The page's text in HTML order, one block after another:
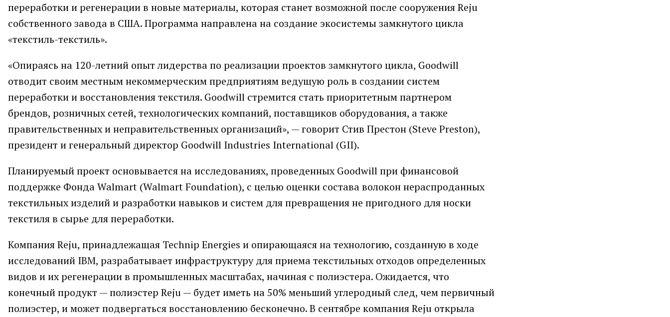
переработки и регенерации в новые материалы, которая станет возможной после сооружения Reju
собственного завода в США. Программа направлена на создание экосистемы замкнутого цикла
«текстиль-текстиль».
«Опираясь на 120-летний опыт лидерства по реализации проектов замкнутого цикла, Goodwill
отводит своим местным некоммерческим предприятиям ведущую роль в создании систем
переработки и восстановления текстиля. Goodwill стремится стать приоритетным партнером
брендов, розничных сетей, технологических компаний, поставщиков оборудования, а также
правительственных и неправительственных организаций», — говорит Стив Престон (Steve Preston),
президент и генеральный директор Goodwill Industries International (GII).
Планируемый проект основывается на исследованиях, проведенных Goodwill при финансовой
поддержке Фонда Walmart (Walmart Foundation), с целью оценки состава волокон нераспроданных
текстильных изделий и разработки навыков и систем для превращения не пригодного для носки
текстиля в сырье для переработки.
Компания Reju, принадлежащая Technip Energies и опирающаяся на технологию, созданную в ходе
исследований IBM, разрабатывает инфраструктуру для приема текстильных отходов определенных
видов и их регенерации в промышленных масштабах, начиная с полиэстера. Ожидается, что
конечный продукт — полиэстер Reju — будет иметь на 50% меньший углеродный след, чем первичный
полиэстер, и может подвергаться восстановлению бесконечно. В сентябре компания Reju открыла